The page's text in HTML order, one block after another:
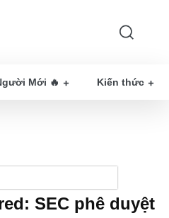
Mới 🔥 Kiến thức
SEC phê duyệt